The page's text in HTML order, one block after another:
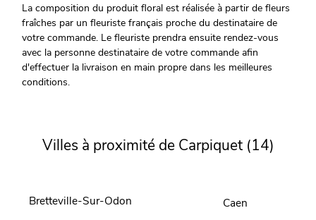
La composition du produit floral est réalisée à partir de fleurs
fraîches par un fleuriste français proche du destinataire de
votre commande. Le fleuriste prendra ensuite rendez-vous
avec la personne destinataire de votre commande afin
d'effectuer la livraison en main propre dans les meilleures
conditions.
Villes à proximité de Carpiquet (14)
Bretteville-Sur-Odon
Caen